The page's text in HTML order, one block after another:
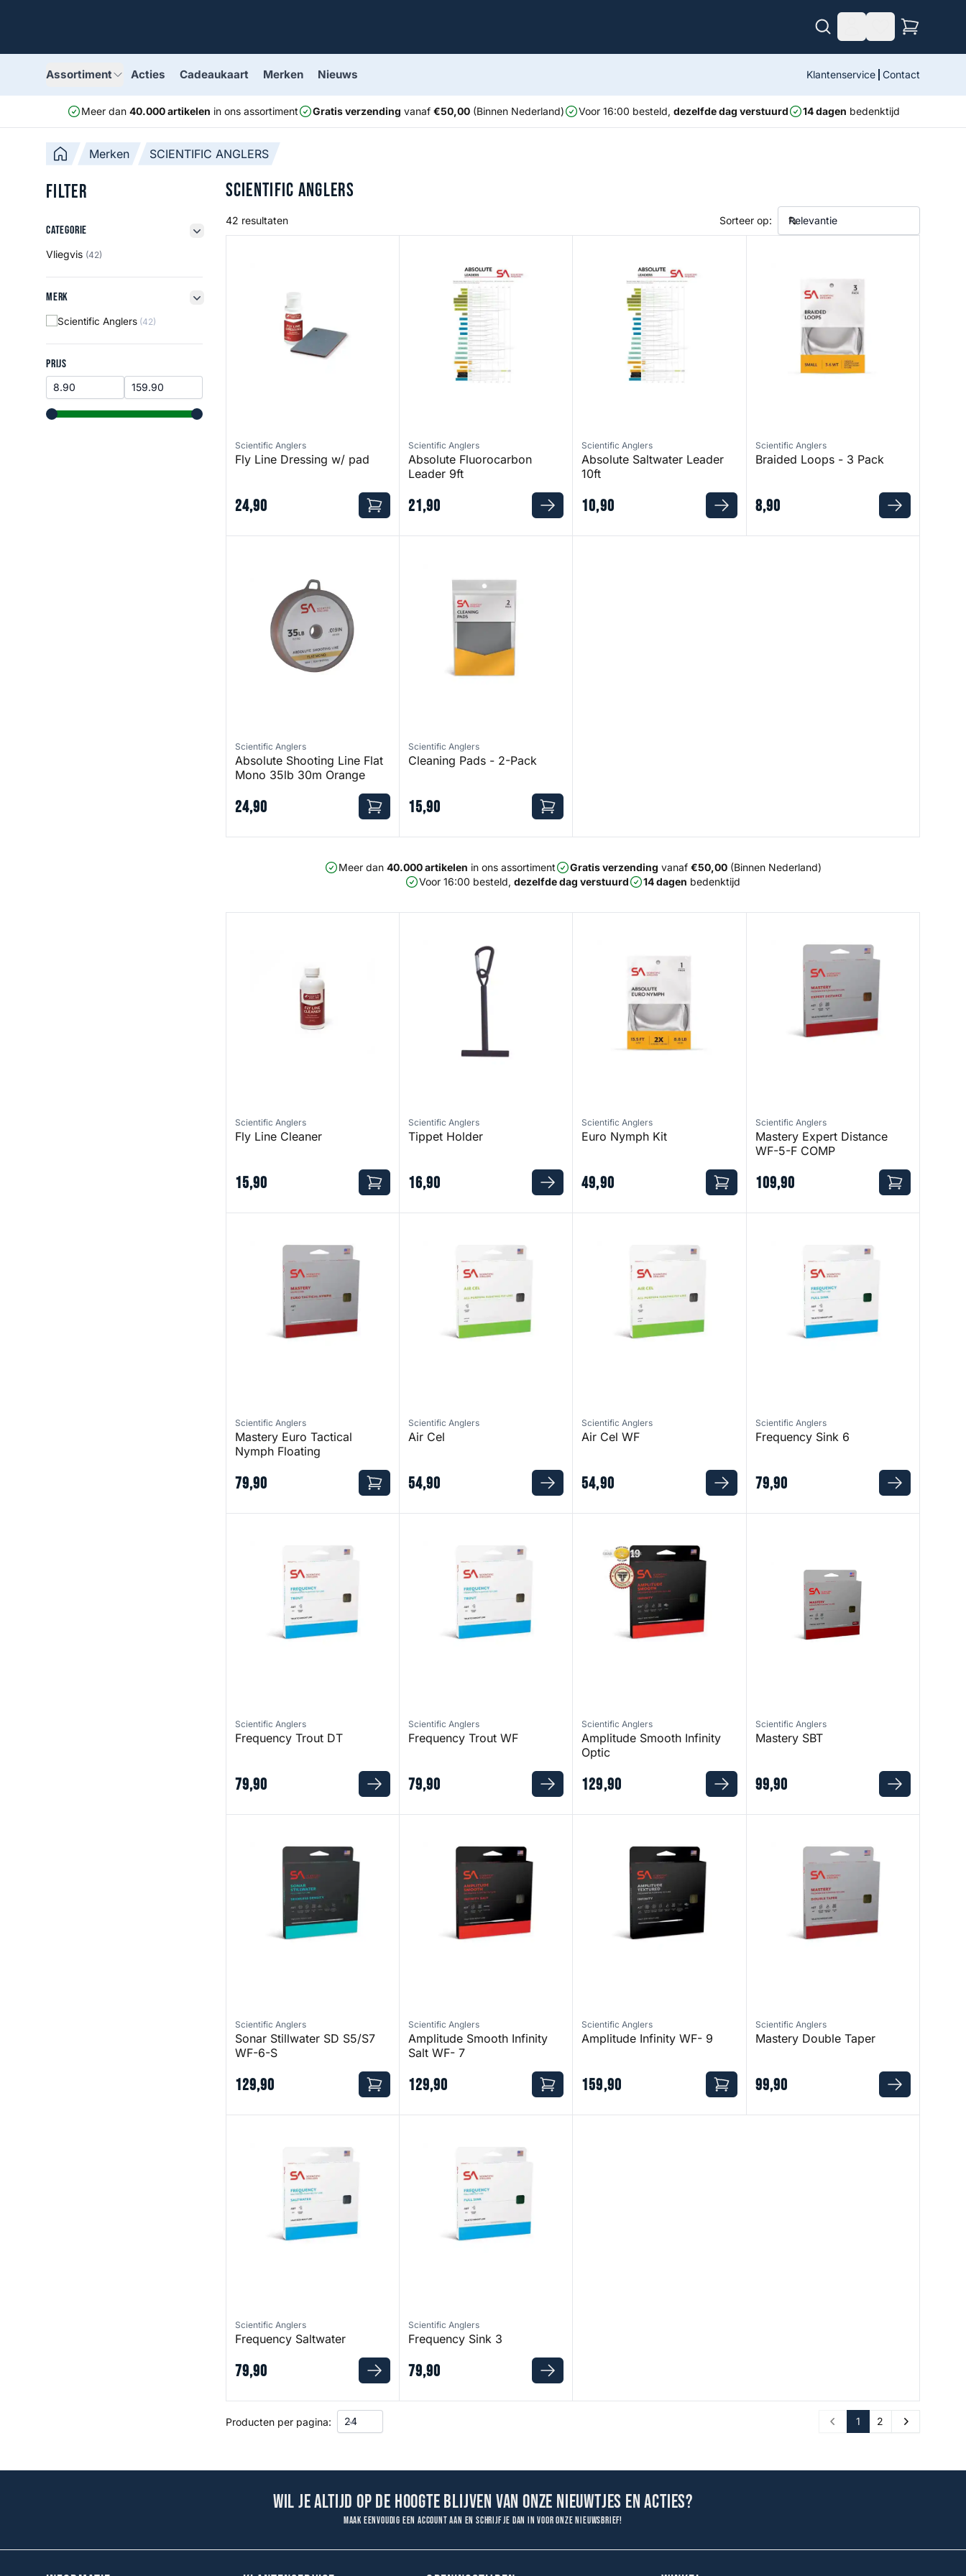
Assortiment Acties Cadeaukaart Merken Nieuws Klantenservice Contact
Meer dan 40.000 artikelen in ons assortiment Gratis verzending vanaf €50,00(Binnen Nederland) Voor 16:00 besteld, dezelfde dag verstuurd 14 dagen bedenktijd
Merken SCIENTIFIC ANGLERS
Filter
Categorie
Categorie
filter button
Vliegvis (42)
Merk
Merk filter button
Scientific Anglers (42)
Prijs
PRIJS
range slider button range slider button
SCIENTIFIC ANGLERS
42 resultaten Sorteer op:
Scientific Anglers
Fly Line Dressing w/ pad
24,90
Scientific Anglers
Absolute Fluorocarbon
Leader 9ft
21,90
Scientific Anglers
Absolute Saltwater Leader
10ft
10,90
Scientific Anglers
Braided Loops - 3 Pack
8,90
Scientific Anglers
Absolute Shooting Line Flat
Mono 35lb 30m Orange
24,90
Scientific Anglers
Cleaning Pads - 2-Pack
15,90
Meer dan 40.000 artikelen in ons assortiment Gratis verzending vanaf €50,00(Binnen Nederland)
Voor 16:00 besteld,dezelfde dag verstuurd 14 dagen bedenktijd
Scientific Anglers
Fly Line Cleaner
15,90
Scientific Anglers
Tippet Holder
16,90
Scientific Anglers
Euro Nymph Kit
49,90
Scientific Anglers
Mastery Expert Distance
WF-5-F COMP
109,90
Scientific Anglers
Mastery Euro Tactical
Nymph Floating
79,90
Scientific Anglers
Air Cel
54,90
Scientific Anglers
Air Cel WF
54,90
Scientific Anglers
Frequency Sink 6
79,90
Scientific Anglers
Frequency Trout DT
79,90
Scientific Anglers
Frequency Trout WF
79,90
Scientific Anglers
Amplitude Smooth Infinity
Optic
129,90
Scientific Anglers
Mastery SBT
99,90
Scientific Anglers
Sonar Stillwater SD S5/S7
WF-6-S
129,90
Scientific Anglers
Amplitude Smooth Infinity
Salt WF- 7
129,90
Scientific Anglers
Amplitude Infinity WF- 9
159,90
Scientific Anglers
Mastery Double Taper
99,90
Scientific Anglers
Frequency Saltwater
79,90
Scientific Anglers
Frequency Sink 3
79,90
Producten per pagina: Prev 1 2 Next
Wil je altijd op de hoogte blijven van onze nieuwtjes en acties?
Maak eenvoudig een account aan en schrijf je dan in voor onze nieuwsbrief!